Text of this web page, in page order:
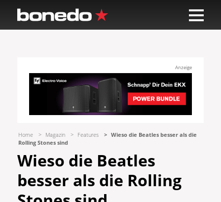
Anzeige
Home Magazin Features
Wieso die Beatles besser als die
Rolling Stones sind
Wieso die Beatles
besser als die Rolling